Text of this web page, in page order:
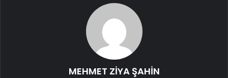
MEHMET ZİYA ŞAHİN